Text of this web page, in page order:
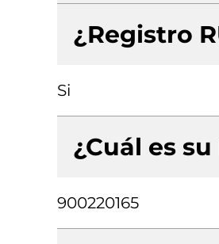
¿Registro
Si
¿Cuál es su
900220165